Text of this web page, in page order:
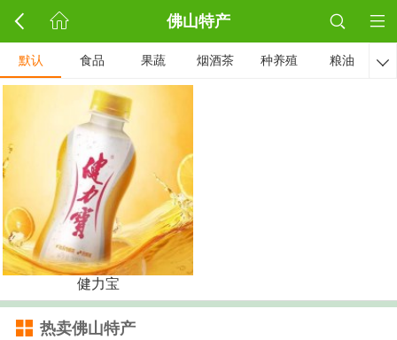
佛山特产
默认 食品 果蔬 烟酒茶 种养殖 粮油 
健力宝
热卖佛山特产